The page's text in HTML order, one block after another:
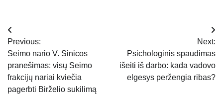
Navigacija
tarp
įrašų
Previous:
Seimo nario V. Sinicos
pranešimas: visų Seimo
frakcijų nariai kviečia
pagerbti Birželio sukilimą
Next:
Psichologinis spaudimas
išeiti iš darbo: kada vadovo
elgesys peržengia ribas?